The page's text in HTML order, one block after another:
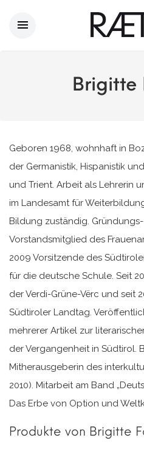
Brigitte
Geboren 1968, wohnhaft in
der Germanistik, Hispanistik
und Trient. Arbeit als Lehrerin
im Landesamt für
Bildung zuständig.
Vorstandsmitglied des
2009 Vorsitzende des
für die deutsche Schule. Seit
der Verdi-Grüne-Vërc und seit
Südtiroler Landtag.
mehrerer Artikel zur
der Vergangenheit in Südtirol.
Mitherausgeberin des
2010). Mitarbeit am Band
Das Erbe von Option und
Produkte von Brigitte